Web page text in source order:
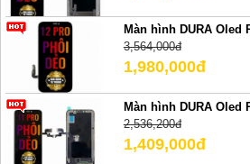
Màn hình DURA Oled
3,564,000đ
1,980,000đ
Màn hình DURA Oled
2,536,200đ
1,409,000đ